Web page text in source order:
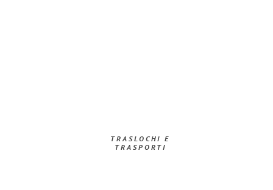
TRASLOCHI E
TRASPORTI​